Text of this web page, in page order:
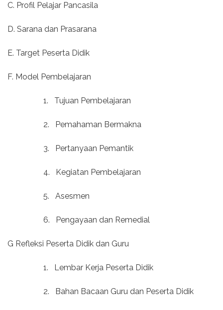
C. Profil Pelajar Pancasila
D. Sarana dan Prasarana
E. Target Peserta Didik
F. Model Pembelajaran
1. Tujuan Pembelajaran
2. Pemahaman Bermakna
3. Pertanyaan Pemantik
4. Kegiatan Pembelajaran
5. Asesmen
6. Pengayaan dan Remedial
G Refleksi Peserta Didik dan Guru
1. Lembar Kerja Peserta Didik
2. Bahan Bacaan Guru dan Peserta Didik